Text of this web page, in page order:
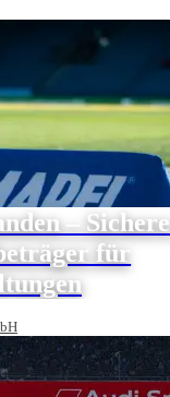
–
für